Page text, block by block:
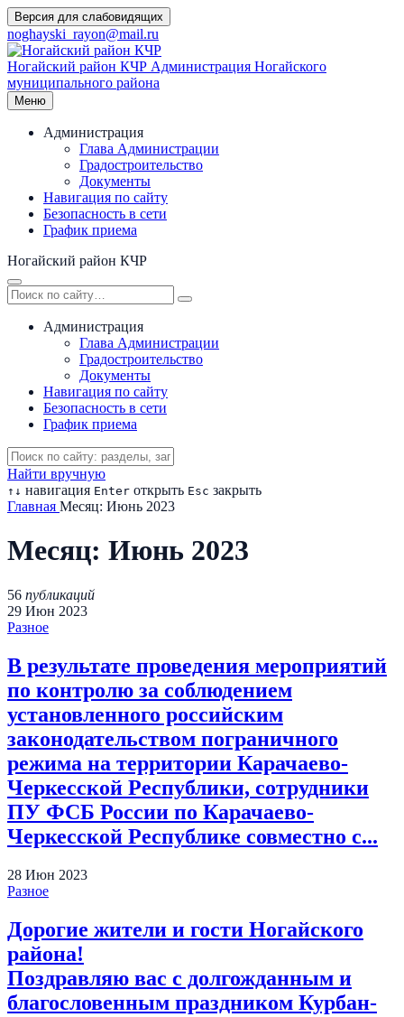
Перейти
к
содержимому
Версия для слабовидящих
noghayski_rayon@mail.ru
Ногайский район КЧР Администрация Ногайского
муниципального района
Меню
Администрация
Глава Администрации
Градостроительство
Документы
Навигация по сайту
Безопасность в сети
График приема
Ногайский район КЧР
Администрация
Глава Администрации
Градостроительство
Документы
Навигация по сайту
Безопасность в сети
График приема
Найти вручную
↑ ↓ навигация Enter открыть Esc закрыть
Главная Месяц: Июнь 2023
Месяц: Июнь 2023
56 публикаций
29 Июн 2023
Разное
В результате проведения мероприятий
по контролю за соблюдением
установленного российским
законодательством пограничного
режима на территории Карачаево-
Черкесской Республики, сотрудники
ПУ ФСБ России по Карачаево-
Черкесской Республике совместно с...
28 Июн 2023
Разное
Дорогие жители и гости Ногайского
района!
Поздравляю вас с долгожданным и
благословенным праздником Курбан-